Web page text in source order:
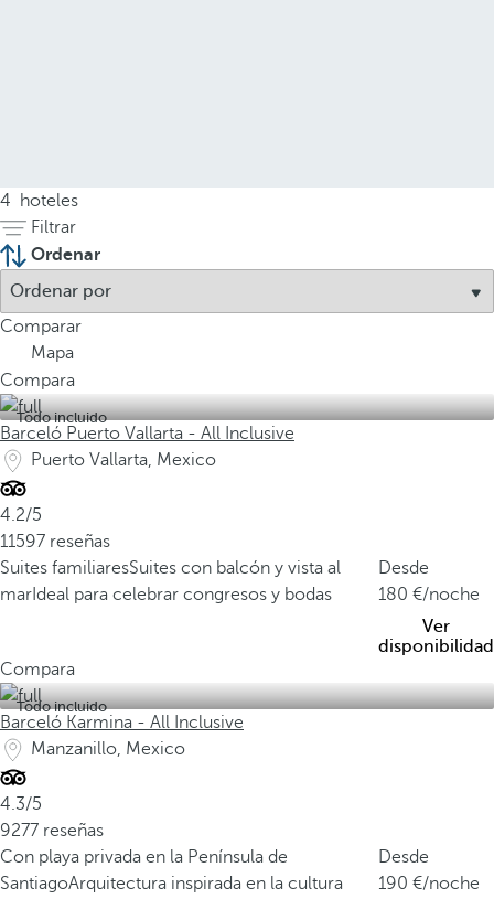
4
hoteles
Filtrar
Ordenar
Comparar
Mapa
Compara
Todo incluido
Barceló Puerto Vallarta - All Inclusive
Puerto Vallarta, Mexico
4.2/5
11597 reseñas
Suites familiaresSuites con balcón y vista al
mar Ideal para celebrar congresos y bodas
Desde
180
/noche
Ver
disponibilidad
Compara
Todo incluido
Barceló Karmina - All Inclusive
Manzanillo, Mexico
4.3/5
9277 reseñas
Con playa privada en la Península de
SantiagoArquitectura inspirada en la cultura
Desde
190
/noche